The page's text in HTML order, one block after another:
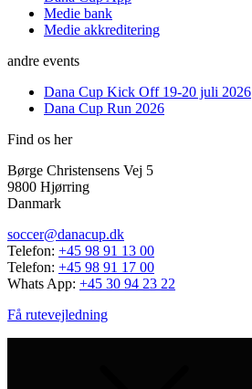
Medie bank
Medie akkreditering
andre events
Dana Cup Kick Off 19-20 juli 2026
Dana Cup Run 2026
Find os her
Børge Christensens Vej 5
9800 Hjørring
Danmark
soccer@danacup.dk
Telefon: +45 98 91 13 00
Telefon: +45 98 91 17 00
Whats App: +45 30 94 23 22
Få rutevejledning